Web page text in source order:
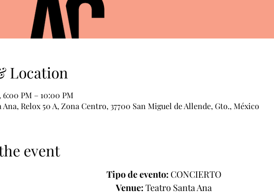
Location
6:00 PM – 10:00 PM
Ana, Relox 50 A, Zona Centro, 37700 San Miguel de Allende, Gto., México
event
Tipo de evento: CONCIERTO
Venue: Teatro Santa Ana